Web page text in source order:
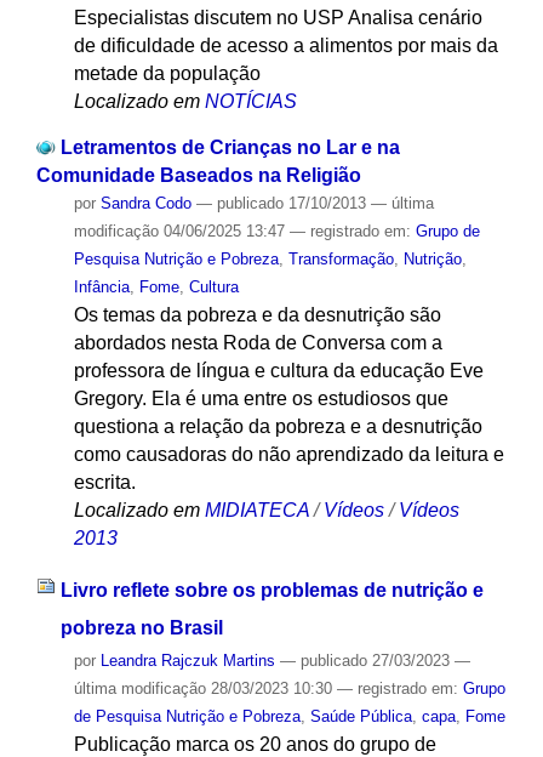
Especialistas discutem no USP Analisa cenário
de dificuldade de acesso a alimentos por mais da
metade da população
Localizado em NOTÍCIAS
Letramentos de Crianças no Lar e na
Comunidade Baseados na Religião
por Sandra Codo — publicado17/10/2013 — última
modificação04/06/2025 13:47 — registrado em: Grupo de
Pesquisa Nutrição e Pobreza, Transformação, Nutrição,
Infância, Fome, Cultura
Os temas da pobreza e da desnutrição são
abordados nesta Roda de Conversa com a
professora de língua e cultura da educação Eve
Gregory. Ela é uma entre os estudiosos que
questiona a relação da pobreza e a desnutrição
como causadoras do não aprendizado da leitura e
escrita.
Localizado em MIDIATECA /Vídeos /Vídeos
2013
Livro reflete sobre os problemas de nutrição e
pobreza no Brasil
por Leandra Rajczuk Martins — publicado27/03/2023 —
última modificação28/03/2023 10:30 — registrado em: Grupo
de Pesquisa Nutrição e Pobreza, Saúde Pública, capa, Fome
Publicação marca os 20 anos do grupo de